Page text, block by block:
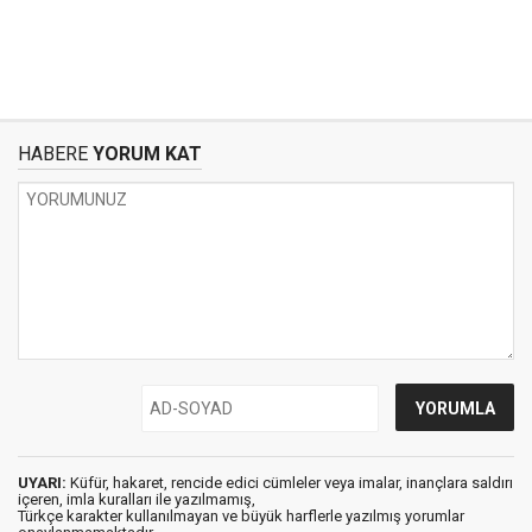
HABERE YORUM KAT
UYARI: Küfür, hakaret, rencide edici cümleler veya imalar, inançlara saldırı
içeren, imla kuralları ile yazılmamış,
Türkçe karakter kullanılmayan ve büyük harflerle yazılmış yorumlar